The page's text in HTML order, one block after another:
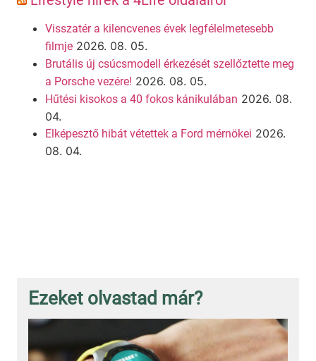
Visszatér a kilencvenes évek legfélelmetesebb
filmje 2026. 08. 05.
Brutális új csúcsmodell érkezését szellőztette meg
a Porsche vezére! 2026. 08. 05.
Hűtési kisokos a 40 fokos kánikulában 2026. 08.
04.
Elképesztő hibát vétettek a Ford mérnökei 2026.
08. 04.
Ezeket olvastad már?